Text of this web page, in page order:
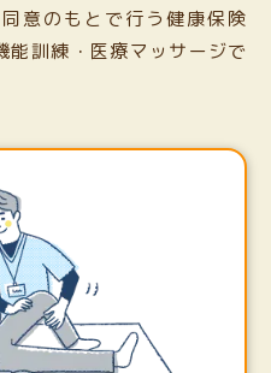
意のもとで行う健康保険
能訓練・医療マッサージで